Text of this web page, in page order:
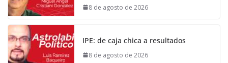
8 de agosto de 2026
IPE: de caja chica a resultados
8 de agosto de 2026